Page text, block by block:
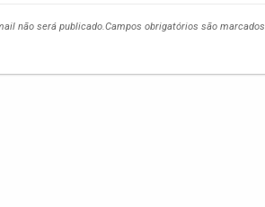
não será publicado.Campos obrigatórios são